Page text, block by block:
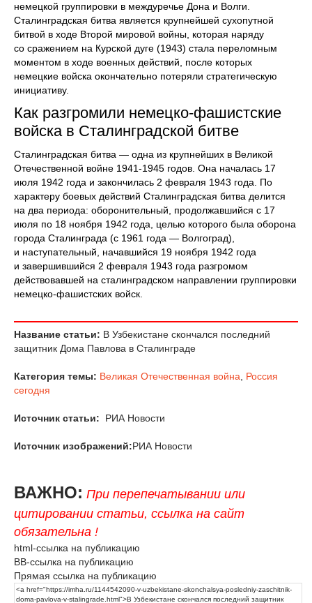
немецкой группировки в междуречье Дона и Волги.
Сталинградская битва является крупнейшей сухопутной
битвой в ходе Второй мировой войны, которая наряду
со сражением на Курской дуге (1943) стала переломным
моментом в ходе военных действий, после которых
немецкие войска окончательно потеряли стратегическую
инициативу.
Как разгромили немецко-фашистские
войска в Сталинградской битве
Сталинградская битва — одна из крупнейших в Великой
Отечественной войне 1941-1945 годов. Она началась 17
июля 1942 года и закончилась 2 февраля 1943 года. По
характеру боевых действий Сталинградская битва делится
на два периода: оборонительный, продолжавшийся с 17
июля по 18 ноября 1942 года, целью которого была оборона
города Сталинграда (с 1961 года — Волгоград),
и наступательный, начавшийся 19 ноября 1942 года
и завершившийся 2 февраля 1943 года разгромом
действовавшей на сталинградском направлении группировки
немецко-фашистских войск.
Название статьи: В Узбекистане скончался последний
защитник Дома Павлова в Сталинграде
Категория темы: Великая Отечественная война, Россия
сегодня
Источник статьи: РИА Новости
Источник изображений:РИА Новости
ВАЖНО: При перепечатывании или
цитировании статьи, ссылка на сайт
обязательна !
html-ссылка на публикацию
BB-ссылка на публикацию
Прямая ссылка на публикацию